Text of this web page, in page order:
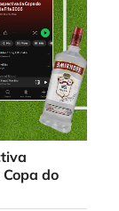
do